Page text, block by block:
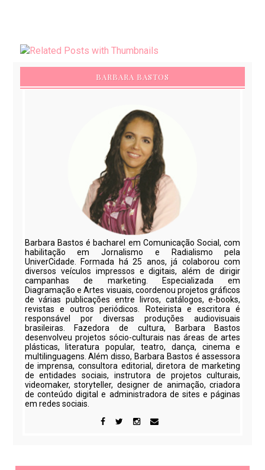
BARBARA BASTOS
Barbara Bastos é bacharel em Comunicação Social, com
habilitação em Jornalismo e Radialismo pela
UniverCidade. Formada há 25 anos, já colaborou com
diversos veículos impressos e digitais, além de dirigir
campanhas de marketing. Especializada em
Diagramação e Artes visuais, coordenou projetos gráficos
de várias publicações entre livros, catálogos, e-books,
revistas e outros periódicos. Roteirista e escritora é
responsável por diversas produções audiovisuais
brasileiras. Fazedora de cultura, Barbara Bastos
desenvolveu projetos sócio-culturais nas áreas de artes
plásticas, literatura popular, teatro, dança, cinema e
multilinguagens. Além disso, Barbara Bastos é assessora
de imprensa, consultora editorial, diretora de marketing
de entidades sociais, instrutora de projetos culturais,
videomaker, storyteller, designer de animação, criadora
de conteúdo digital e administradora de sites e páginas
em redes sociais.